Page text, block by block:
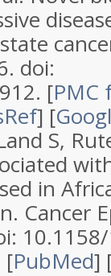
doi:
[PMC
] [
S,
in
Cancer
[PubMed]